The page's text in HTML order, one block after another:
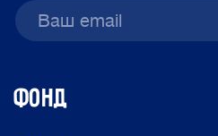
ФОНД